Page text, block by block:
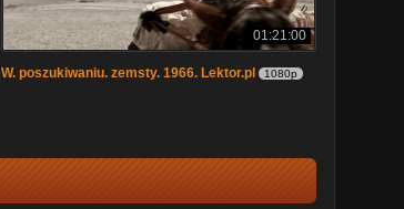
01:21:00
W. poszukiwaniu. zemsty. 1966. Lektor.pl 1080p